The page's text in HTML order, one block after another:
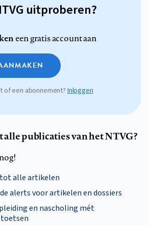
uitproberen?
een gratis account aan
of een abonnement?Inloggen
publicaties van het NTVG?
alle artikelen
alerts voor artikelen en dossiers
en nascholing mét